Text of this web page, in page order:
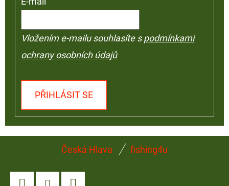
Vložením e-mailu souhlasíte spodmínkami
ochrany osobních údajů
PŘIHLÁSIT SE
Česká Hlava fishing4u